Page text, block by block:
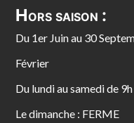
Hors saison :
Du 1er Juin au 30
Février
Du lundi au samedi de
Le dimanche : FERME